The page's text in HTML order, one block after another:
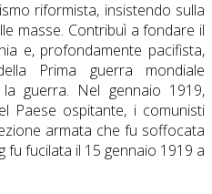
riformista, insistendo sulla
masse. Contribuì a fondare il
e, profondamente pacifista,
Prima guerra mondiale
guerra. Nel gennaio 1919,
Paese ospitante, i comunisti
armata che fu soffocata
fu fucilata il 15 gennaio 1919 a